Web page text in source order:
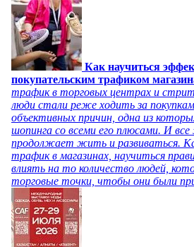
Как научиться
покупательским трафиком
трафик в торговых центрах и
люди стали реже ходить за
объективных причин, одна из
шопинга со всеми его плюсами. И
продолжает жить и развиваться.
трафик в магазинах, научиться
влиять на то количество людей,
торговые точки, чтобы они были